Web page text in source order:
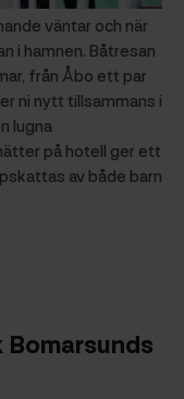
väntar och när
i hamnen. Båtresan
från Åbo ett par
ni nytt tillsammans i
lugna
på hotell ger ett
av både barn